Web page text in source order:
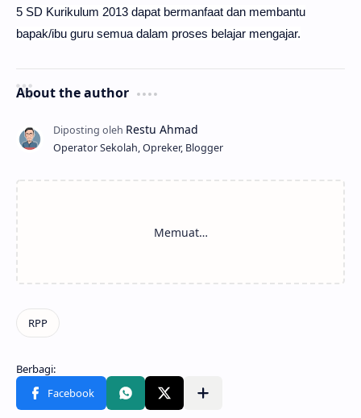
5 SD Kurikulum 2013 dapat bermanfaat dan membantu
bapak/ibu guru semua dalam proses belajar mengajar.
About the author
Operator Sekolah, Opreker, Blogger